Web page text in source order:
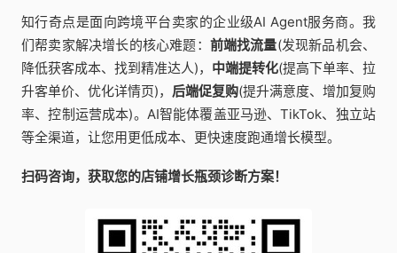
知行奇点是面向跨境平台卖家的企业级AI Agent服务商。我
们帮卖家解决增长的核心难题： 前端找流量(发现新品机会、
降低获客成本、找到精准达人)， 中端提转化(提高下单率、拉
升客单价、优化详情页)， 后端促复购(提升满意度、增加复购
率、控制运营成本)。AI智能体覆盖亚马逊、TikTok、独立站
等全渠道，让您用更低成本、更快速度跑通增长模型。
扫码咨询，获取您的店铺增长瓶颈诊断方案！